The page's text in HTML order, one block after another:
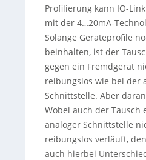
Profilierung kann IO-
mit der 4…20mA-
Solange Geräteprofile
beinhalten, ist der
gegen ein Fremdgerät
reibungslos wie bei der
Schnittstelle. Aber
Wobei auch der Tausch
analoger Schnittstelle
reibungslos verläuft,
auch hierbei